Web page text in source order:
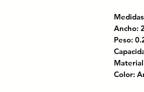
Ancho:
Peso:
Color: